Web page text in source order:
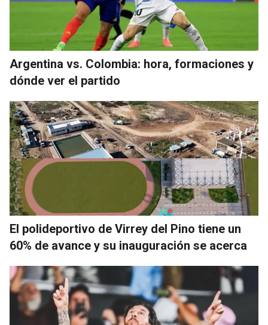
Argentina vs. Colombia: hora, formaciones y
dónde ver el partido
El polideportivo de Virrey del Pino tiene un
60% de avance y su inauguración se acerca